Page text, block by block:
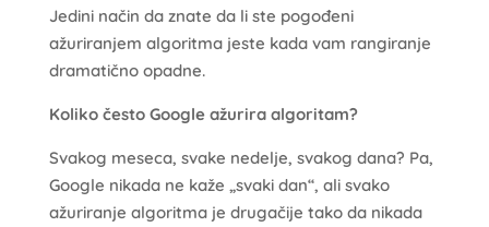
Jedini način da znate da li ste pogođeni
ažuriranjem algoritma jeste kada vam rangiranje
dramatično opadne.
Koliko često Google ažurira algoritam?
Svakog meseca, svake nedelje, svakog dana? Pa,
Google nikada ne kaže „svaki dan“, ali svako
ažuriranje algoritma je drugačije tako da nikada